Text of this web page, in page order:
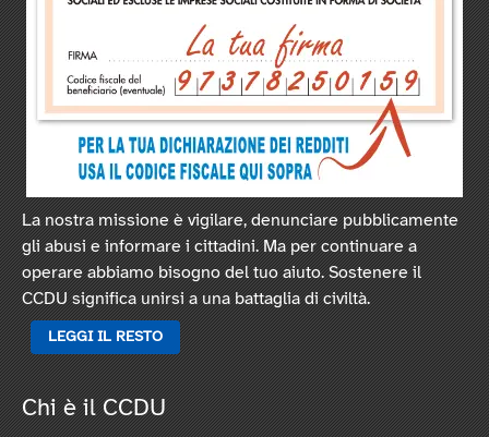
La nostra missione è vigilare, denunciare pubblicamente
gli abusi e informare i cittadini. Ma per continuare a
operare abbiamo bisogno del tuo aiuto. Sostenere il
CCDU significa unirsi a una battaglia di civiltà.
LEGGI IL RESTO
Chi è il CCDU